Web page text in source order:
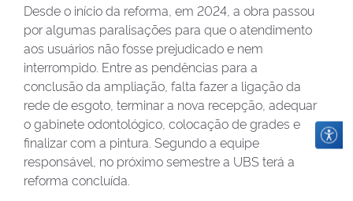
Desde o início da reforma, em 2024, a obra passou
por algumas paralisações para que o atendimento
aos usuários não fosse prejudicado e nem
interrompido. Entre as pendências para a
conclusão da ampliação, falta fazer a ligação da
rede de esgoto, terminar a nova recepção, adequar
o gabinete odontológico, colocação de grades e
finalizar com a pintura. Segundo a equipe
responsável, no próximo semestre a UBS terá a
reforma concluída.